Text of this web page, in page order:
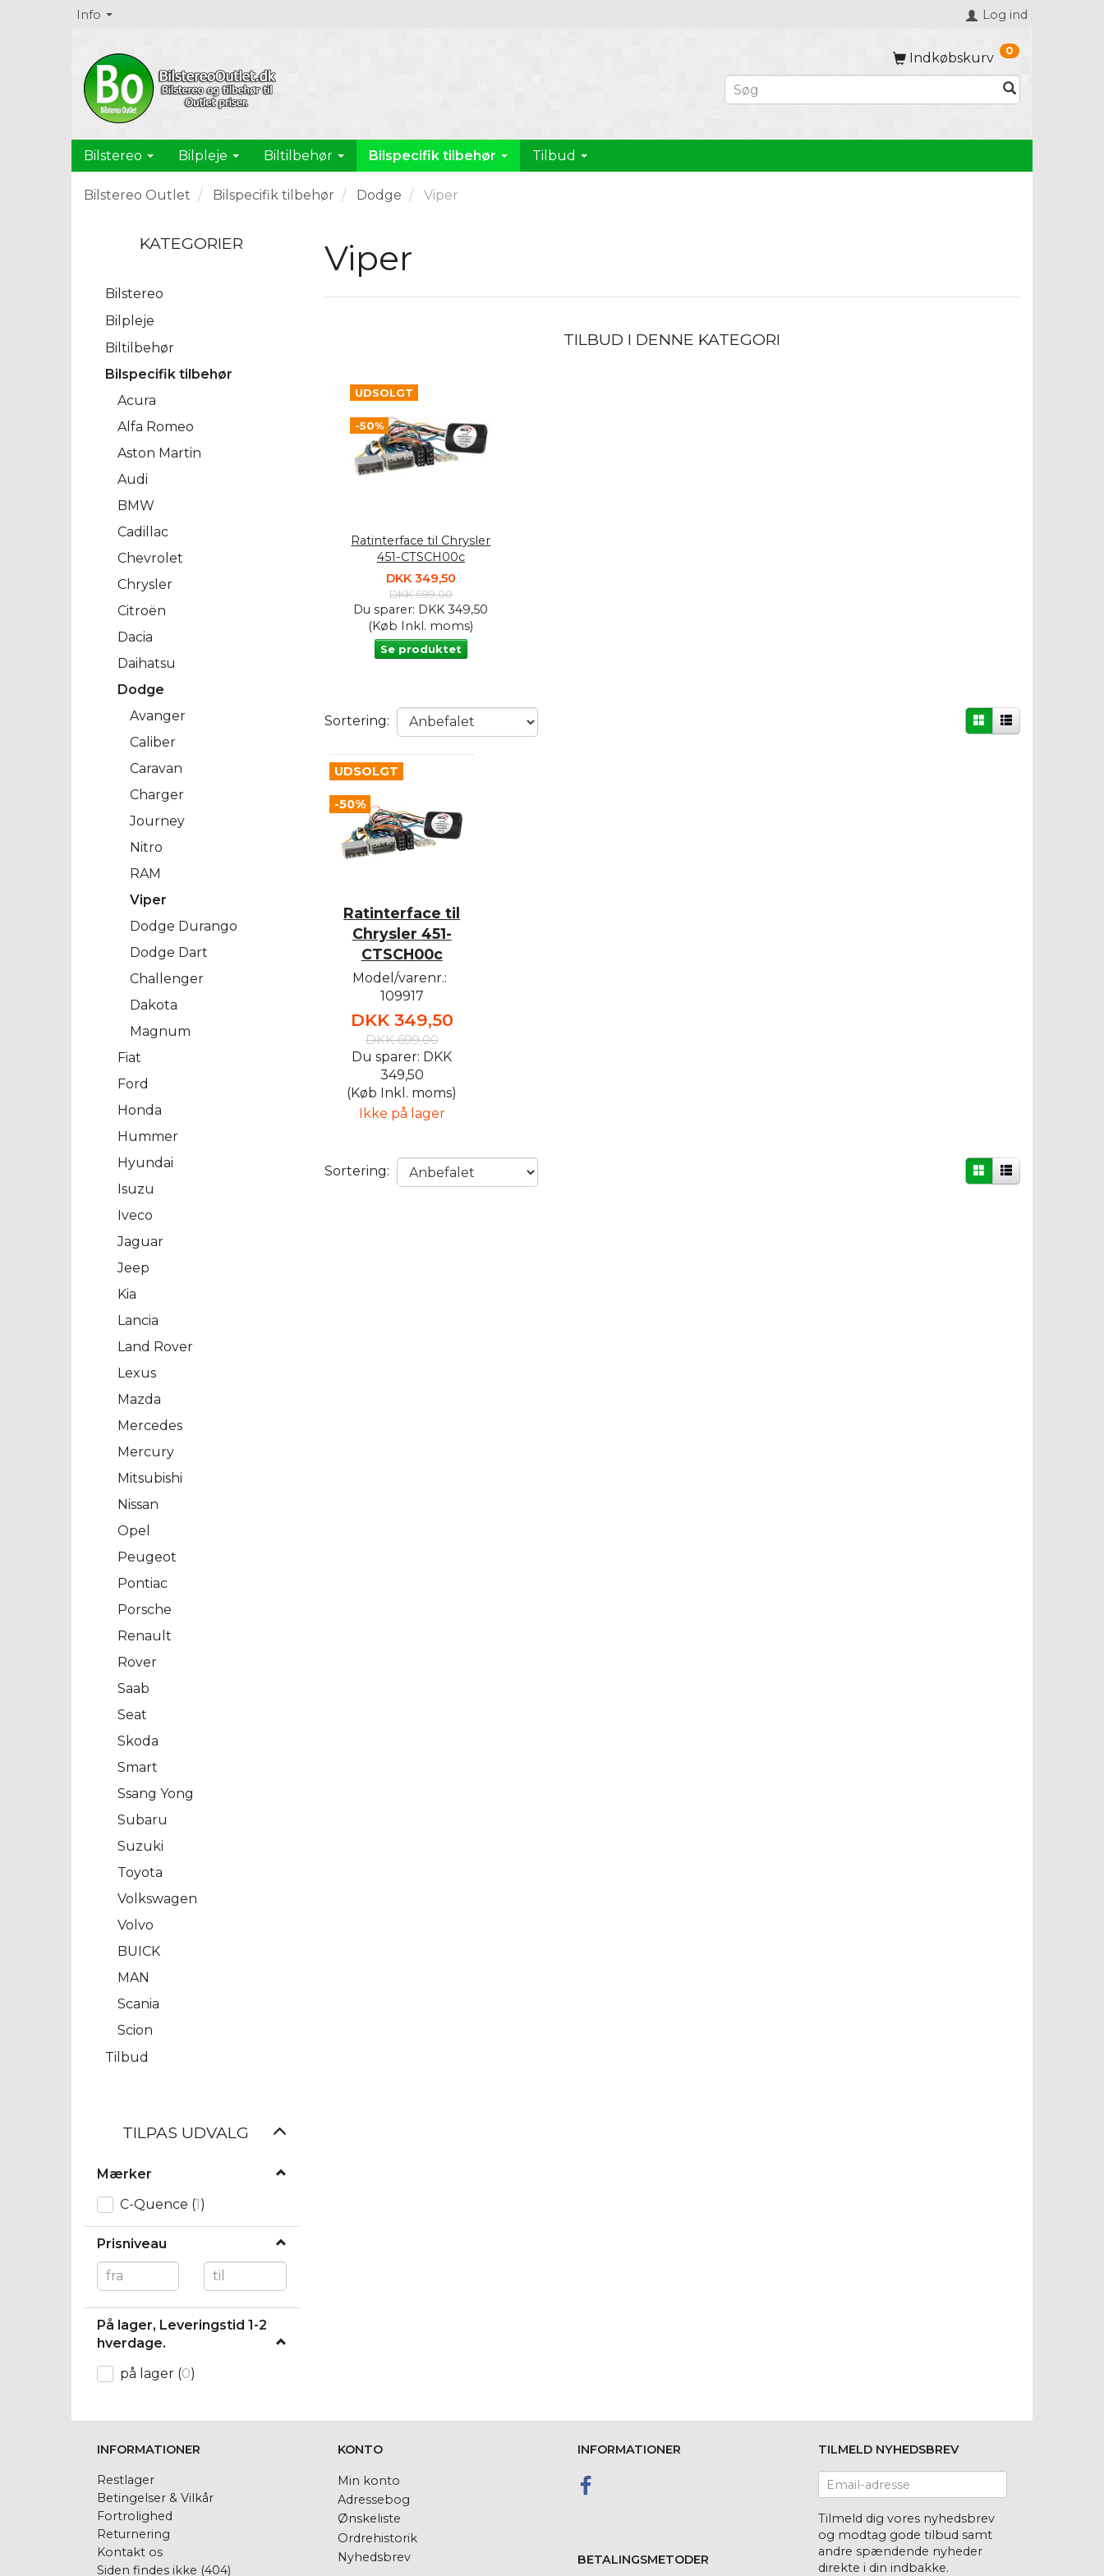
Info Log ind
Indkøbskurv 0
Bilstereo Bilpleje Biltilbehør Bilspecifik tilbehør Tilbud
Bilstereo Outlet Bilspecifik tilbehør Dodge Viper
KATEGORIER
Bilstereo
Bilpleje
Biltilbehør
Bilspecifik tilbehør
Acura
Alfa Romeo
Aston Martin
Audi
BMW
Cadillac
Chevrolet
Chrysler
Citroën
Dacia
Daihatsu
Dodge
Avanger
Caliber
Caravan
Charger
Journey
Nitro
RAM
Viper
Dodge Durango
Dodge Dart
Challenger
Dakota
Magnum
Fiat
Ford
Honda
Hummer
Hyundai
Isuzu
Iveco
Jaguar
Jeep
Kia
Lancia
Land Rover
Lexus
Mazda
Mercedes
Mercury
Mitsubishi
Nissan
Opel
Peugeot
Pontiac
Porsche
Renault
Rover
Saab
Seat
Skoda
Smart
Ssang Yong
Subaru
Suzuki
Toyota
Volkswagen
Volvo
BUICK
MAN
Scania
Scion
Tilbud
TILPAS UDVALG
Mærker
C-Quence (1)
Prisniveau
På lager, Leveringstid 1-2
hverdage.
på lager (0)
Viper
TILBUD I DENNE KATEGORI
UDSOLGT
-50%
Ratinterface til Chrysler
451-CTSCH00c
DKK 349,50
DKK 699,00
Du sparer: DKK 349,50
(Køb Inkl. moms)
Se produktet
Sortering:
UDSOLGT
-50%
Ratinterface til
Chrysler 451-
CTSCH00c
Model/varenr.:
109917
DKK 349,50
DKK 699,00
Du sparer: DKK
349,50
(Køb Inkl. moms)
Ikke på lager
Sortering:
INFORMATIONER
Restlager
Betingelser & Vilkår
Fortrolighed
Returnering
Kontakt os
Siden findes ikke (404)
KONTO
Min konto
Adressebog
Ønskeliste
Ordrehistorik
Nyhedsbrev
INFORMATIONER
BETALINGSMETODER
TILMELD NYHEDSBREV
Email-
adresse
Tilmeld dig vores nyhedsbrev
og modtag gode tilbud samt
andre spændende nyheder
direkte i din indbakke.